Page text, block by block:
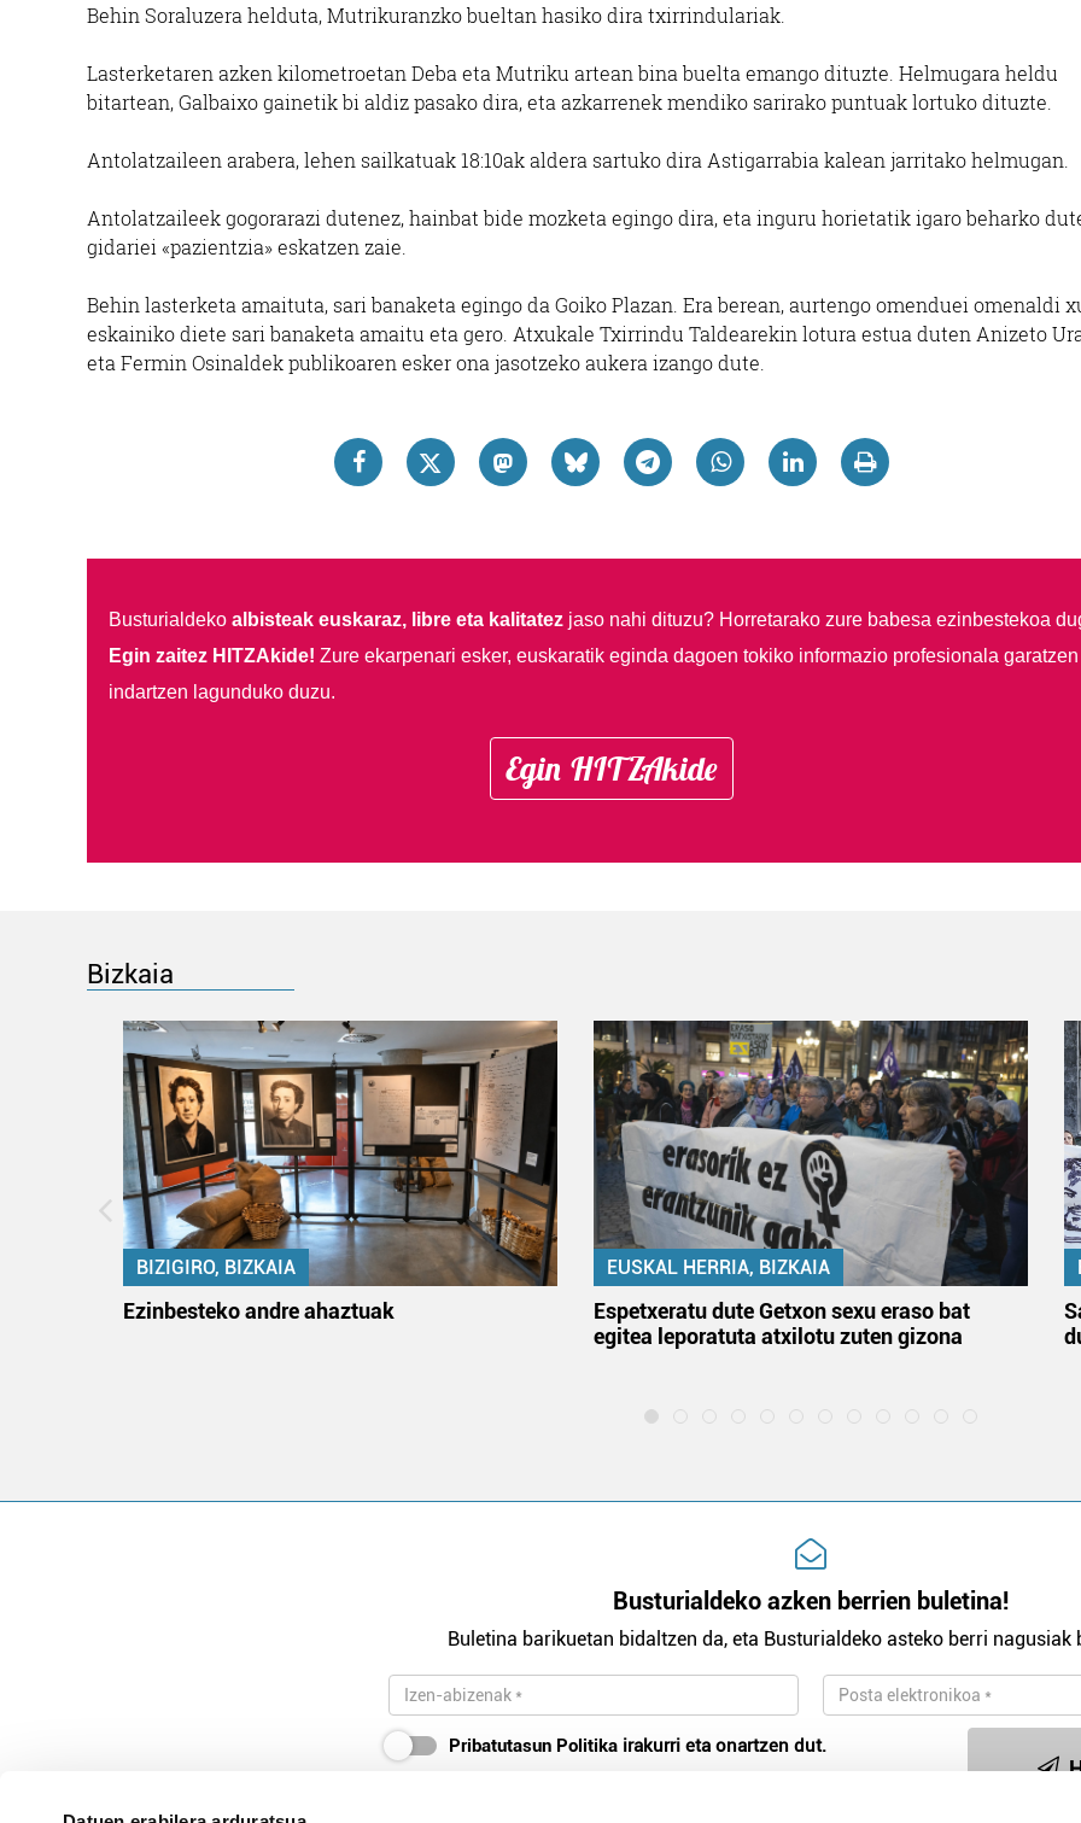
Behin Soraluzera helduta, Mutrikuranzko bueltan hasiko dira txirrindulariak.
Lasterketaren azken kilometroetan Deba eta Mutriku artean bina buelta emango dituzte. Helmugara heldu
bitartean, Galbaixo gainetik bi aldiz pasako dira, eta azkarrenek mendiko sarirako puntuak lortuko dituzte.
Antolatzaileen arabera, lehen sailkatuak 18:10ak aldera sartuko dira Astigarrabia kalean jarritako helmugan.
Antolatzaileek gogorarazi dutenez, hainbat bide mozketa egingo dira, eta inguru horietatik igaro beharko
gidariei «pazientzia» eskatzen zaie.
Behin lasterketa amaituta, sari banaketa egingo da Goiko Plazan. Era berean, aurtengo omenduei omenaldi
eskainiko diete sari banaketa amaitu eta gero. Atxukale Txirrindu Taldearekin lotura estua duten Anizeto
eta Fermin Osinaldek publikoaren esker ona jasotzeko aukera izango dute.
Busturialdeko albisteak euskaraz, libre eta kalitatezjaso nahi dituzu? Horretarako zure babesa ezinbestekoa
Egin zaitez HITZAkide! Zure ekarpenari esker, euskaratik eginda dagoen tokiko informazio profesionala garatzen
indartzen lagunduko duzu.
Egin HITZAkide
Bizkaia
BIZIGIRO, BIZKAIA
Ezinbesteko andre ahaztuak
EUSKAL HERRIA, BIZKAIA
Espetxeratu dute Getxon sexu eraso bat
egitea leporatuta atxilotu zuten gizona
Busturialdeko azken berrien buletina!
Buletina barikuetan bidaltzen da, eta Busturialdeko asteko berri nagusiak
Pribatutasun Politika irakurri eta onartzen dut.